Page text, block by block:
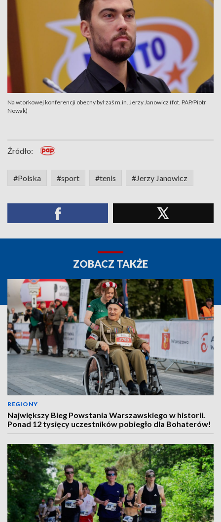
Na wtorkowej konferencji obecny był zaś m.in. Jerzy Janowicz (fot. PAP/Piotr
Nowak)
Źródło:
#Polska #sport #tenis #Jerzy Janowicz
ZOBACZ TAKŻE
REGIONY
Największy Bieg Powstania Warszawskiego w historii.
Ponad 12 tysięcy uczestników pobiegło dla Bohaterów!